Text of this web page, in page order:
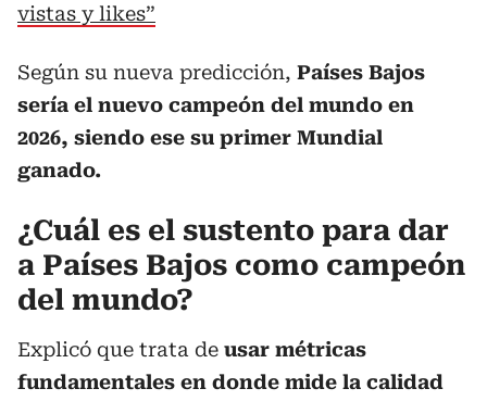
vistas y likes”
Según su nueva predicción, Países Bajos
sería el nuevo campeón del mundo en
2026, siendo ese su primer Mundial
ganado.
¿Cuál es el sustento para dar
a Países Bajos como campeón
del mundo?
Explicó que trata de usar métricas
fundamentales en donde mide la calidad